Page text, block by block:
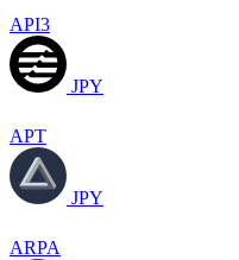
API3
JPY
APT
JPY
ARPA